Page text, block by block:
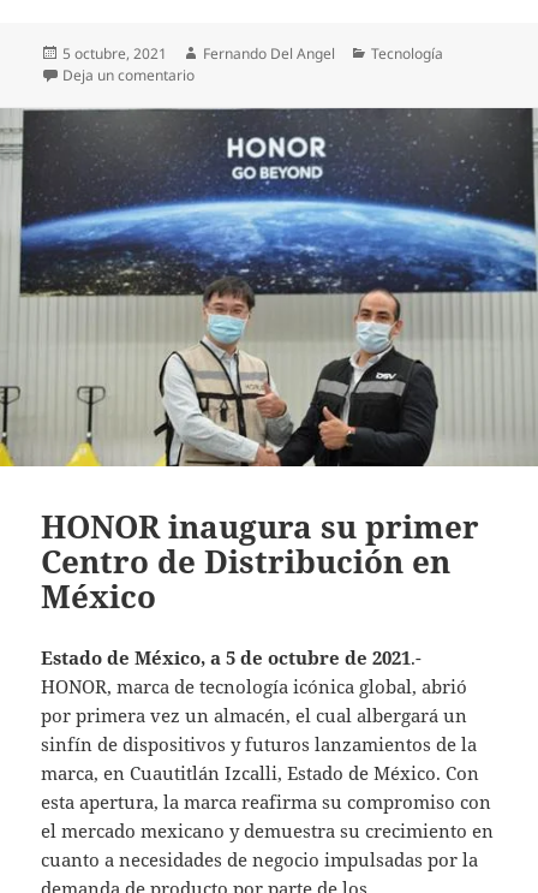
Publicado
el
5 octubre, 2021 Autor
Fernando Del Angel Categorías
Tecnología
Deja un comentarioen Sony presenta la nueva pantalla XAV-AX3200
HONOR inaugura su primer
Centro de Distribución en
México
Estado de México, a5 de octubre de 2021.-
HONOR, marca de tecnología icónica global, abrió
por primera vez un almacén, el cual albergará un
sinfín de dispositivos y futuros lanzamientos de la
marca, en Cuautitlán Izcalli, Estado de México. Con
esta apertura, la marca reafirma su compromiso con
el mercado mexicano y demuestra su crecimiento en
cuanto a necesidades de negocio impulsadas por la
demanda de producto por parte de los